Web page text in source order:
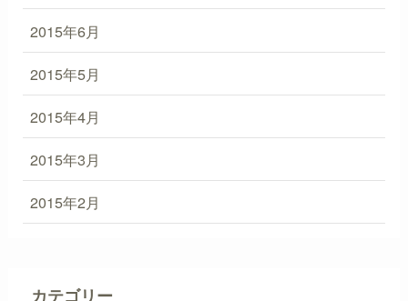
2015年6月
2015年5月
2015年4月
2015年3月
2015年2月
カテゴリー